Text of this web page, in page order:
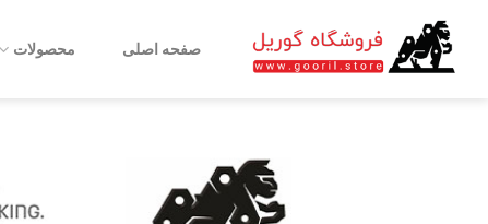
content
صفحه اصلی محصولات